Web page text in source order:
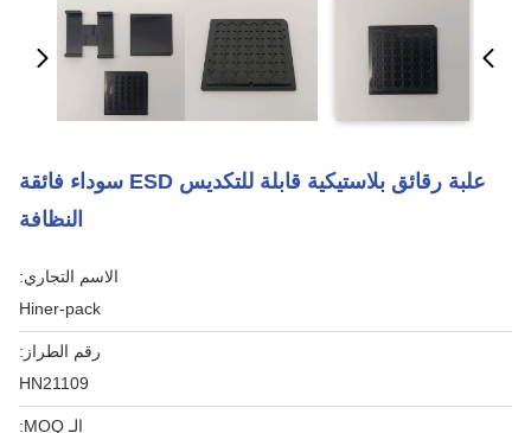
علبة رقائق بلاستيكية قابلة للتكديس ESD سوداء فائقة
النظافة
الاسم التجاري:
Hiner-pack
رقم الطراز:
HN21109
الـ MOQ: